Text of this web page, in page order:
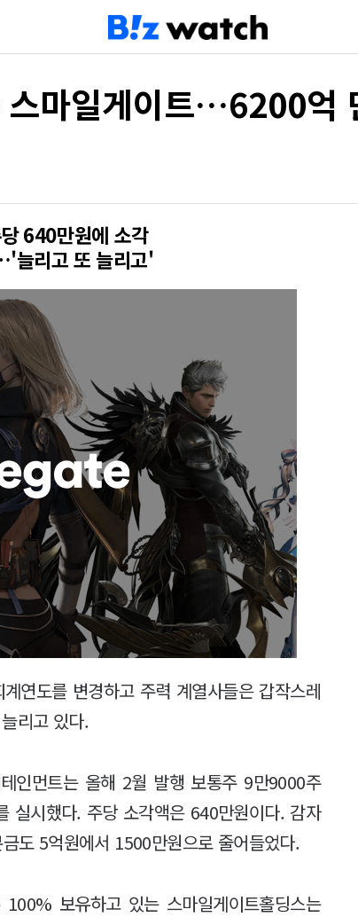
스마일게이트…6200억
640만원에 소각
늘리고 또 늘리고'
연도를 변경하고 주력 계열사들은 갑작스레
리고 있다.
인먼트는 올해 2월 발행 보통주 9만9000주
실시했다. 주당 소각액은 640만원이다. 감자
도 5억원에서 1500만원으로 줄어들었다.
보유하고 있는 스마일게이트홀딩스는